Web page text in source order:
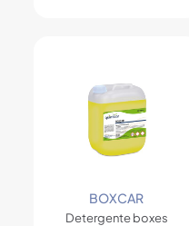
BOXCAR
Detergente boxes